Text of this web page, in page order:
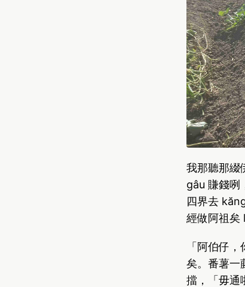
我那聽那綴
gâu 賺錢咧
四界去
經做阿祖矣
「阿伯仔
矣。番薯一
擋，「毋通